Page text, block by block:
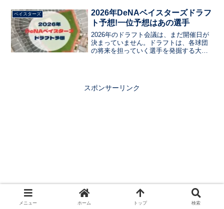
った選手を紹介します
ベイスターズ
2026年DeNAベイスターズドラフ
ト予想!一位予想はあの選手
2026年のドラフト会議は、まだ開催日が
決まっていません。ドラフトは、各球団
の将来を担っていく選手を発掘する大事
ドラフト会議で指名する選手を、現状の
スポンサーリンク
メニュー ホーム トップ 検索